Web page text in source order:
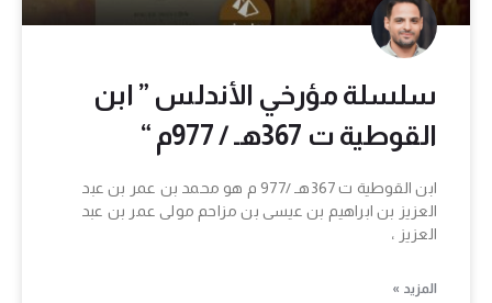
سلسلة مؤرخي الأندلس ” ابن
القوطية ت 367هـ / 977م “
ابن القوطية ت 367هـ /977 م هو محمد بن عمر بن عبد
العزيز بن ابراهيم بن عيسى بن مزاحم مولى عمر بن عبد
العزيز ،
المزيد »